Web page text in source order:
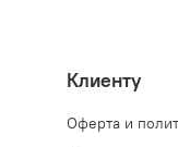
Клиенту
Оферта и